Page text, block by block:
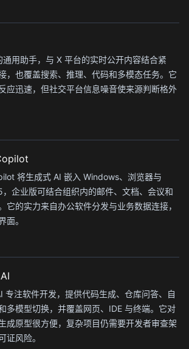
用助手，与 X 平台的实时公开内容结合紧
，也覆盖搜索、推理、代码和多模态任务。它
应迅速，但社交平台信息噪音使来源判断格外
将生成式 AI 嵌入 Windows、浏览器与
企业版可结合组织内的邮件、文档、会议和
它的实力来自办公软件分发与业务数据连接，
面。
专注软件开发，提供代码生成、仓库问答、自
多模型切换，并覆盖网页、IDE 与终端。它对
成原型很方便，复杂项目仍需要开发者审查架
证风险。